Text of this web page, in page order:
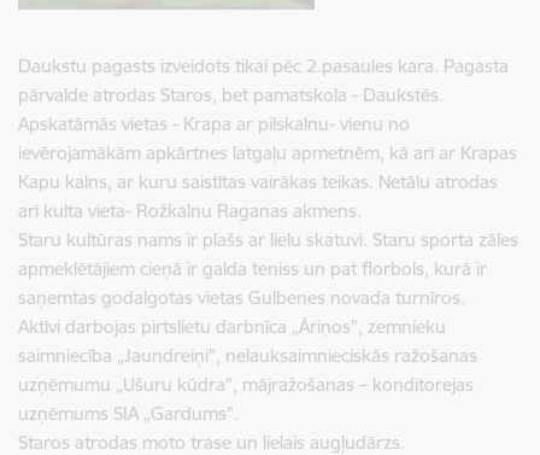
Daukstu pagasts izveidots tikai pēc 2.pasaules kara. Pagasta
pārvalde atrodas Staros, bet pamatskola - Daukstēs.
Apskatāmās vietas - Krapa ar pilskalnu- vienu no
ievērojamākām apkārtnes latgaļu apmetnēm, kā arī ar Krapas
Kapu kalns, ar kuru saistītas vairākas teikas. Netālu atrodas
arī kulta vieta- Rožkalnu Raganas akmens.
Staru kultūras nams ir plašs ar lielu skatuvi. Staru sporta zāles
apmeklētājiem cieņā ir galda teniss un pat florbols, kurā ir
saņemtas godalgotas vietas Gulbenes novada turnīros.
Aktīvi darbojas pirtslietu darbnīca „Āriņos", zemnieku
saimniecība „Jaundreiņi", nelauksaimnieciskās ražošanas
uzņēmumu „Ušuru kūdra", mājražošanas – konditorejas
uzņēmums SIA „Gardums".
Staros atrodas moto trase un lielais augļudārzs.